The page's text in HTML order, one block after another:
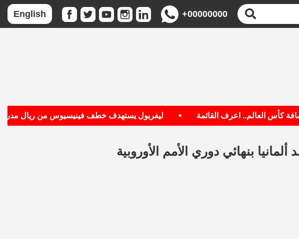
+00000000
English
كأس العالم.. اعرف القائمة ليفربول يستهدف خطف فينيسيوس من ريال مدريد
بنهائي دوري الأمم الأوروبية